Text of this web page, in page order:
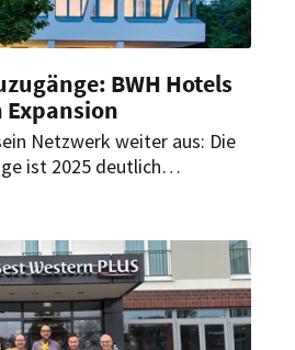
BWH Hotels
Netzwerk weiter aus: Die
ist 2025 deutlich